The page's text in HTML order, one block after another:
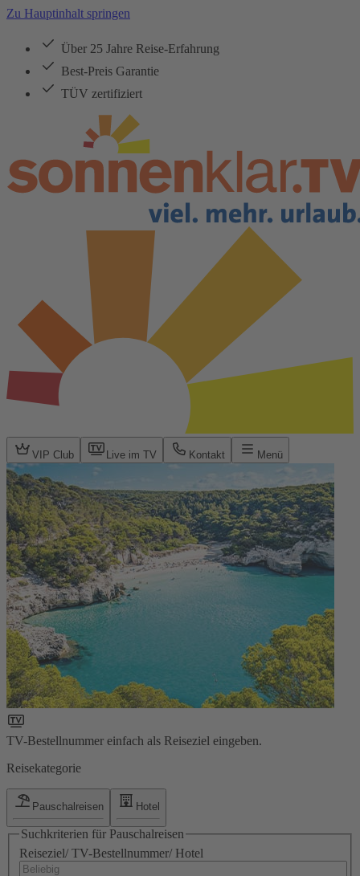
Zu Hauptinhalt springen
Über 25 Jahre Reise-Erfahrung
Best-Preis Garantie
TÜV zertifiziert
VIP Club Live im TV Kontakt Menü
TV-Bestellnummer einfach als Reiseziel eingeben.
Reisekategorie
Pauschalreisen Hotel
Suchkriterien für Pauschalreisen
Reiseziel/ TV-Bestellnummer/ Hotel